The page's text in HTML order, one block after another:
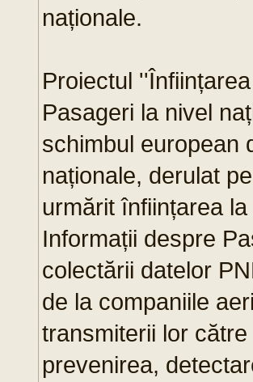
naționale.
Proiectul
Pasageri la nivel
schimbul european
naționale, derulat
urmărit înființarea
Informații despre
colectării datelor
de la companiile
transmiterii lor
prevenirea,